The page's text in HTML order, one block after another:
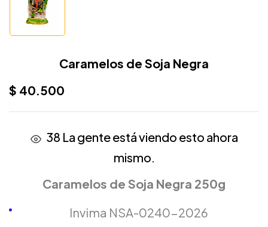
Caramelos de Soja Negra
$ 40.500
38 La gente está viendo esto ahora
mismo.
Caramelos de Soja Negra 250g
Invima NSA-0240-2026